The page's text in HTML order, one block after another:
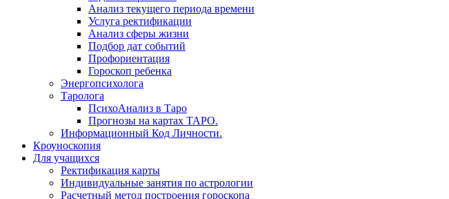
Анализ текущего периода времени
Услуга ректификации
Анализ сферы жизни
Подбор дат событий
Профориентация
Гороскоп ребенка
Энергопсихолога
Таролога
ПсихоАнализ в Таро
Прогнозы на картах ТАРО.
Информационный Код Личности.
Кроуноскопия
Для учащихся
Ректификация карты
Индивидуальные занятия по астрологии
Расчетный метод построения гороскопа